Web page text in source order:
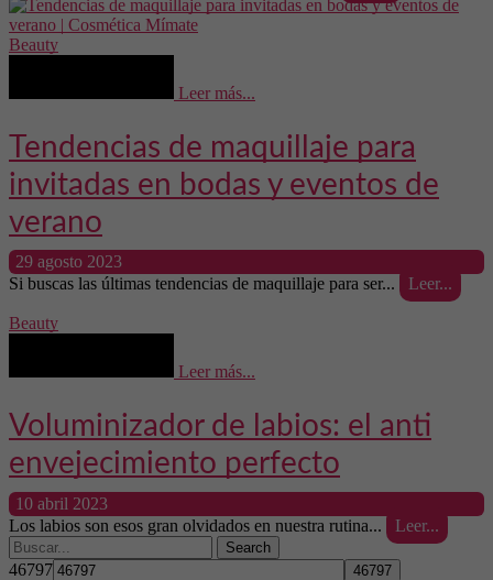
Beauty
Leer más...
Tendencias de maquillaje para
invitadas en bodas y eventos de
verano
29 agosto 2023
Si buscas las últimas tendencias de maquillaje para ser...
Leer...
Beauty
Leer más...
Voluminizador de labios: el anti
envejecimiento perfecto
10 abril 2023
Los labios son esos gran olvidados en nuestra rutina...
Leer...
Search
46797